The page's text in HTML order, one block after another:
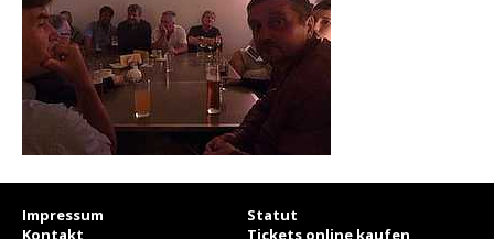
Impressum
Statut
Kontakt
Tickets online kaufen